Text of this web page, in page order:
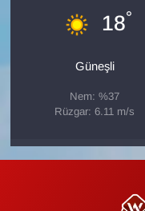
18°
Güneşli
Nem: %37
Rüzgar: 6.11 m/s
TEBRİK
TEKNOLOJİ
Turizm
VAN'DA SPOR